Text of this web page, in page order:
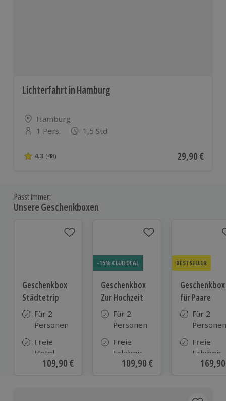
Lichterfahrt in Hamburg
Standort
Hamburg
Anzahl der Teilnehmer
1 Pers. 1,5 Std
4.3 von 5 Sternen basierend auf 48 Bewertungen
4.3 (48) Aktueller
29,90 €
Passt immer:
Unsere Geschenkboxen
Geschenkbox
Städtetrip
Für 2
Personen
Freie
Hotel-
Auswahl
Aktueller Preis
109,90 €
-15% CLUB DEAL
Geschenkbox
Zur Hochzeit
Für 2
Personen
Freie
Erlebnis-
Auswahl
Aktueller Preis
109,90 €
BESTSELLER
Geschenkbox
für Paare
Für 2
Personen
Freie
Erlebnis-
Auswahl